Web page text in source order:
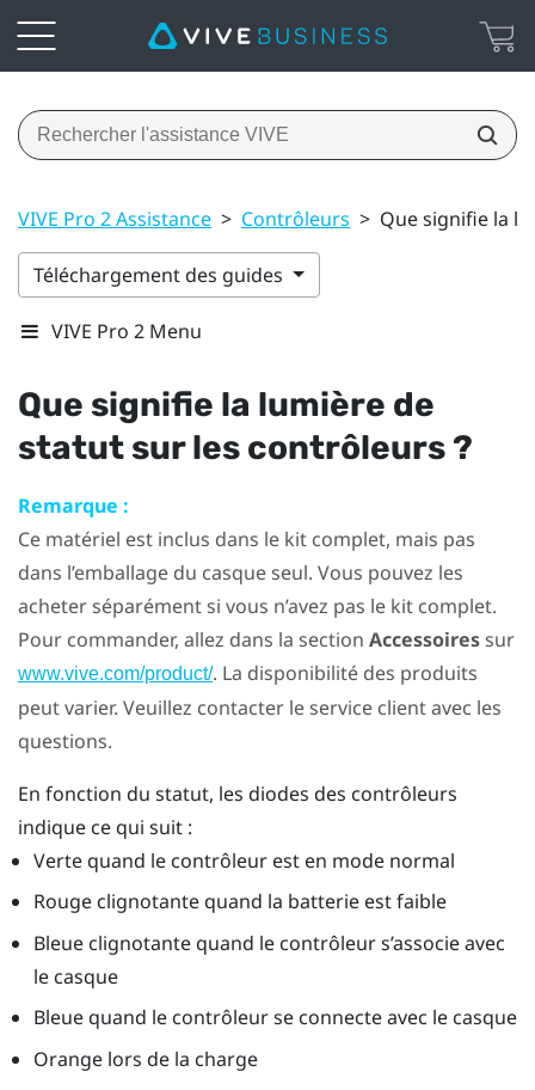
VIVE Pro 2 Assistance > Contrôleurs > Que signifie la
Téléchargement des guides
VIVE Pro 2 Menu
Que signifie la lumière de
statut sur les contrôleurs ?
Remarque :
Ce matériel est inclus dans le kit complet, mais pas
dans l’emballage du casque seul. Vous pouvez les
acheter séparément si vous n’avez pas le kit complet.
Pour commander, allez dans la section Accessoiressur
www.vive.com/product/. La disponibilité des produits
peut varier. Veuillez contacter le service client avec les
questions.
En fonction du statut, les diodes des contrôleurs
indique ce qui suit :
Verte quand le contrôleur est en mode normal
Rouge clignotante quand la batterie est faible
Bleue clignotante quand le contrôleur s’associe avec
le casque
Bleue quand le contrôleur se connecte avec le casque
Orange lors de la charge